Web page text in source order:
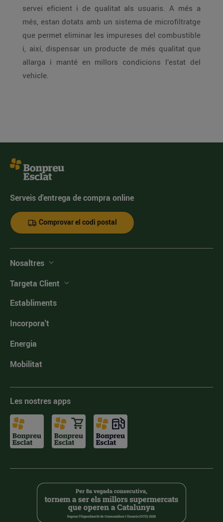
servei eficient i de qualitat als usuaris. A més a
més, estan dotats amb un sistema de microfiltratge
que permet eliminar les impureses del combustible
i, així, dispensar un producte de més qualitat que
allarga i manté en millors condicions l’estat del
vehicle.
Serveis d'entrega de compra online
Comprovar el codi postal
Nosaltres
Targeta Client
Establiments
Incorpora't
Energia
Mobilitat
Les nostres apps